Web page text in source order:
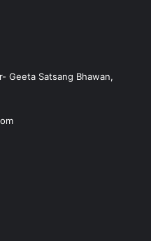
Geeta Satsang Bhawan,